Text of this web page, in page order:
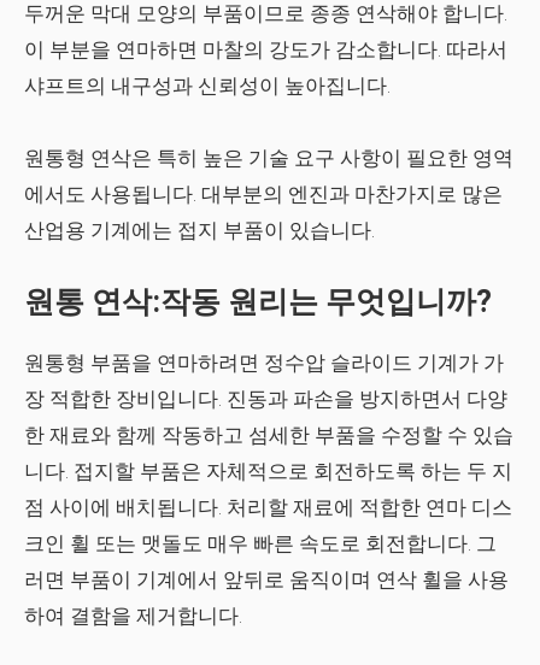
두꺼운 막대 모양의 부품이므로 종종 연삭해야 합니다.
이 부분을 연마하면 마찰의 강도가 감소합니다. 따라서
샤프트의 내구성과 신뢰성이 높아집니다.
원통형 연삭은 특히 높은 기술 요구 사항이 필요한 영역
에서도 사용됩니다. 대부분의 엔진과 마찬가지로 많은
산업용 기계에는 접지 부품이 있습니다.
원통 연삭:작동 원리는 무엇입니까?
원통형 부품을 연마하려면 정수압 슬라이드 기계가 가
장 적합한 장비입니다. 진동과 파손을 방지하면서 다양
한 재료와 함께 작동하고 섬세한 부품을 수정할 수 있습
니다. 접지할 부품은 자체적으로 회전하도록 하는 두 지
점 사이에 배치됩니다. 처리할 재료에 적합한 연마 디스
크인 휠 또는 맷돌도 매우 빠른 속도로 회전합니다. 그
러면 부품이 기계에서 앞뒤로 움직이며 연삭 휠을 사용
하여 결함을 제거합니다.